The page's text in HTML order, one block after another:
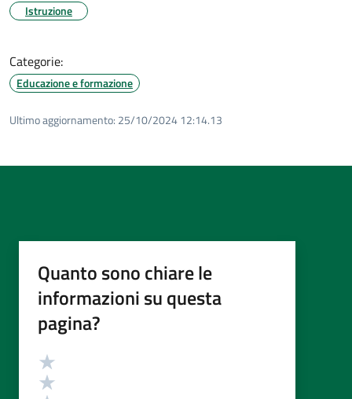
Istruzione
Categorie:
Educazione e formazione
Ultimo aggiornamento: 25/10/2024 12:14.13
Quanto sono chiare le
informazioni su questa
pagina?
Valutazione